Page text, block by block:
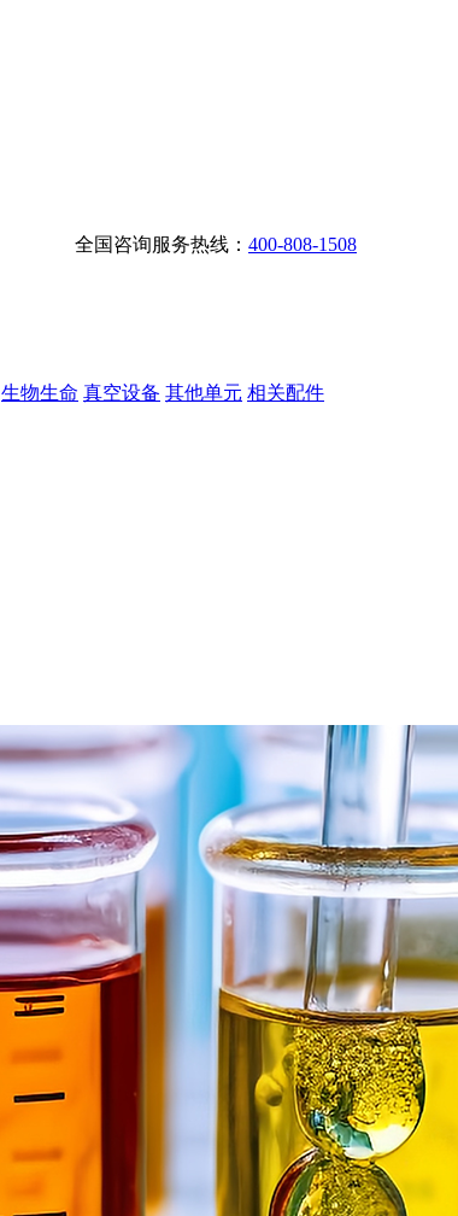
全国咨询服务热线： 400-808-1508
生物生命 真空设备 其他单元 相关配件